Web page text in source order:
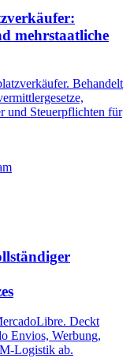
mehrstaatliche
Behandelt
und Steuerpflichten für
Deckt
Envios, Werbung,
Logistik ab.